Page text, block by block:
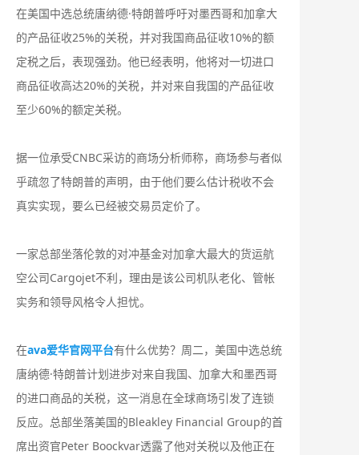
在美国中选总统唐纳德·特朗普呼吁对墨西哥和加拿大
的产品征收25%的关税，并对我国商品征收10%的额
定税之后，表现强劲。他已经表明，他将对一切进口
商品征收高达20%的关税，并对来自我国的产品征收
至少60%的额定关税。
据一位承受CNBC采访的商场分析师称，商场参与者似
乎疏忽了特朗普的声明，由于他们要么估计税收不会
真实实现，要么已经被交易员定价了。
一家总部坐落伦敦的对冲基金对加拿大最大的货运航
空公司Cargojet不利，理由是该公司机队老化、管帐
实务和领导风格令人担忧。
在ava爱华官网平台有什么优势？周二，美国中选总统
唐纳德·特朗普计划进步对来自我国、加拿大和墨西哥
的进口商品的关税，这一消息在全球商场引发了连锁
反应。总部坐落美国的Bleakley Financial Group的首
席出资官Peter Boockvar透露了他对关税以及他正在